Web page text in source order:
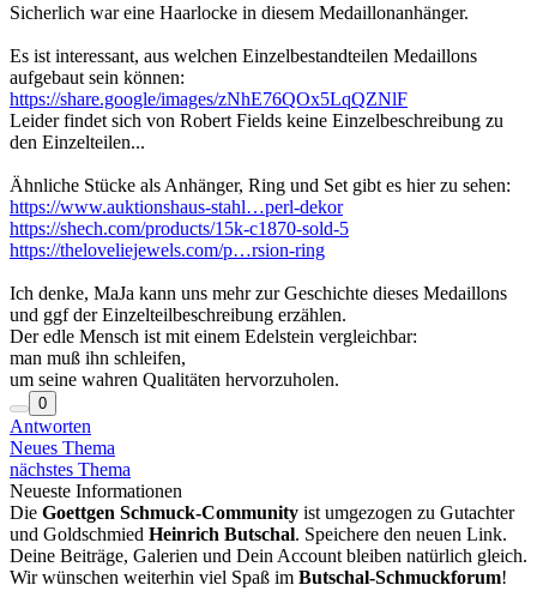
Sicherlich war eine Haarlocke in diesem Medaillonanhänger.
Es ist interessant, aus welchen Einzelbestandteilen Medaillons
aufgebaut sein können:
https://share.google/images/zNhE76QOx5LqQZNlF
Leider findet sich von Robert Fields keine Einzelbeschreibung zu
den Einzelteilen...
Ähnliche Stücke als Anhänger, Ring und Set gibt es hier zu sehen:
https://www.auktionshaus-stahl…perl-dekor
https://shech.com/products/15k-c1870-sold-5
https://theloveliejewels.com/p…rsion-ring
Ich denke, MaJa kann uns mehr zur Geschichte dieses Medaillons
und ggf der Einzelteilbeschreibung erzählen.
Der edle Mensch ist mit einem Edelstein vergleichbar:
man muß ihn schleifen,
um seine wahren Qualitäten hervorzuholen.
0
Antworten
Neues Thema
nächstes Thema
Neueste Informationen
Die Goettgen Schmuck-Community ist umgezogen zu Gutachter
und Goldschmied Heinrich Butschal. Speichere den neuen Link.
Deine Beiträge, Galerien und Dein Account bleiben natürlich gleich.
Wir wünschen weiterhin viel Spaß im Butschal-Schmuckforum!